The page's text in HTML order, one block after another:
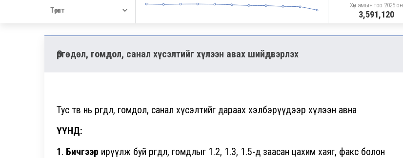
Хүн амын тоо 2025 он
3,591,120
Өргөдөл, гомдол, санал хүсэлтийг хүлээн авах шийдвэрлэх
Тус төв нь өргөдөл, гомдол, санал хүсэлтийг дараах хэлбэрүүдээр хүлээн авна
ҮҮНД:
1. Бичгээр ирүүлж буй өргөдөл, гомдлыг 1.2, 1.3, 1.5-д заасан цахим хаяг, факс болон